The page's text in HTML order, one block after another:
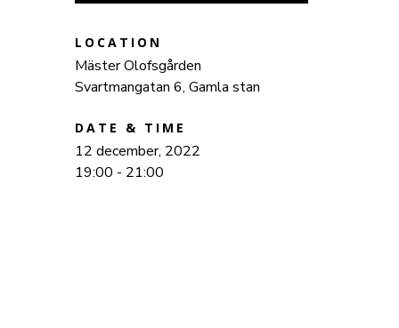
LOCATION
Mäster Olofsgården
Svartmangatan 6, Gamla stan
DATE & TIME
12 december, 2022
19:00 - 21:00